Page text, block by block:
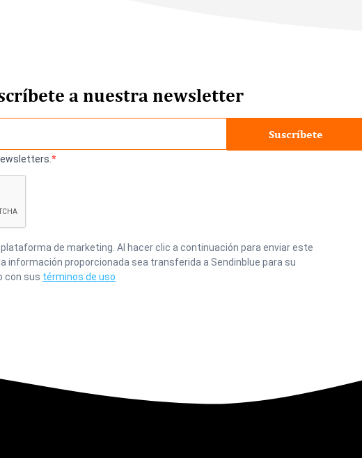
a nuestra newsletter
Suscríbete
de marketing. Al hacer clic a continuación para enviar este
información proporcionada sea transferida a Sendinblue para su
con sus términos de uso